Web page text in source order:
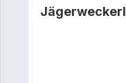
Jägerweckerl